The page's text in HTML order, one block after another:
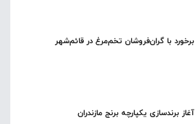
برخورد با گران‌فروشان تخم‌مرغ در قائم‌شهر
آغاز برندسازی یکپارچه برنج مازندران